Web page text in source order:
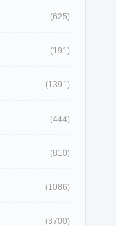
(625)
(191)
(1391)
(444)
(810)
(1086)
(3700)